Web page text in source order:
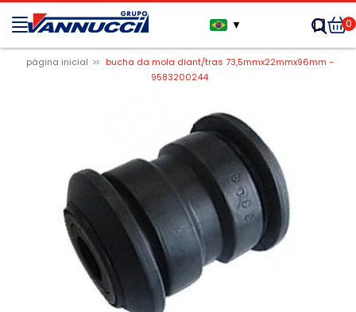
▼ 0
página inicial
bucha da mola diant/tras 73,5mmx22mmx96mm -
9583200244